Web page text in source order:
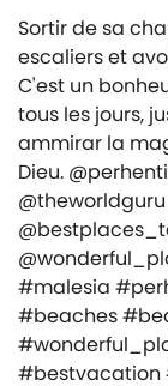
Sortir de sa
escaliers et
C'est un
tous les jours,
ammirar la
Dieu.
#malesia
#beaches
#bestvacation